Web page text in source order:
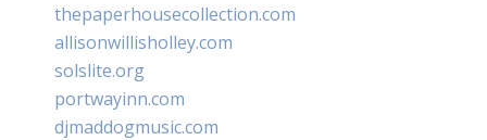
thepaperhousecollection.com
allisonwillisholley.com
solslite.org
portwayinn.com
djmaddogmusic.com